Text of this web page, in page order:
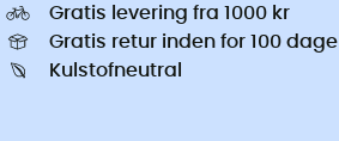
Gratis levering fra 1000 kr
Gratis retur inden for 100 dage
Kulstofneutral